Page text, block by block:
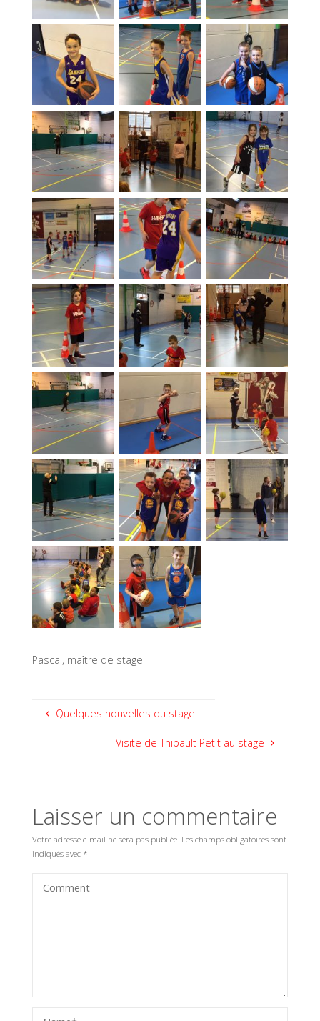
Pascal, maître de stage
Quelques nouvelles du stage
Visite de Thibault Petit au stage
Laisser un commentaire
Votre adresse e-mail ne sera pas publiée. Les champs obligatoires sont
indiqués avec *